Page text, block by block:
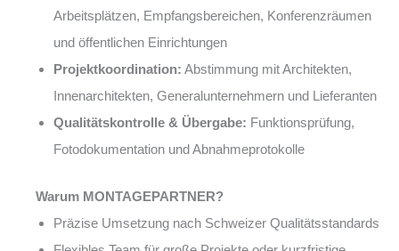
Arbeitsplätzen, Empfangsbereichen, Konferenzräumen
und öffentlichen Einrichtungen
Projektkoordination: Abstimmung mit Architekten,
Innenarchitekten, Generalunternehmern und Lieferanten
Qualitätskontrolle & Übergabe: Funktionsprüfung,
Fotodokumentation und Abnahmeprotokolle
Warum MONTAGEPARTNER?
Präzise Umsetzung nach Schweizer Qualitätsstandards